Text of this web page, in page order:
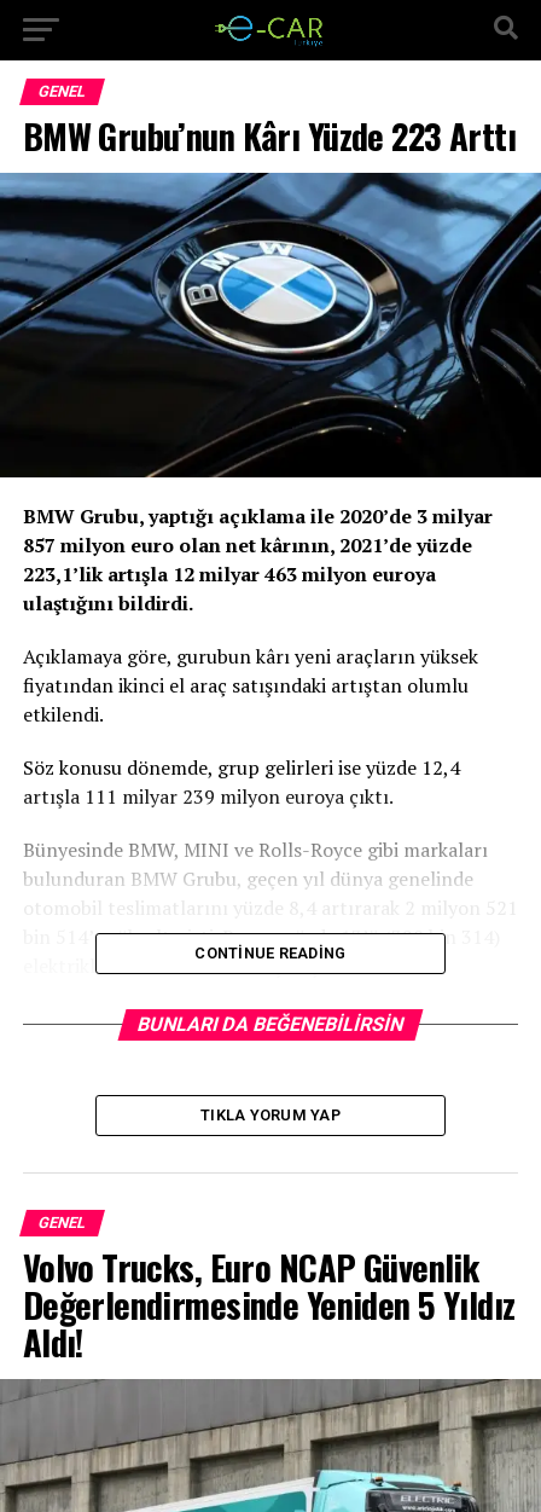
GENEL
BMW Grubu’nun Kârı Yüzde 223 Arttı
BMW Grubu, yaptığı açıklama ile 2020’de 3 milyar
857 milyon euro olan net kârının, 2021’de yüzde
223,1’lik artışla 12 milyar 463 milyon euroya
ulaştığını bildirdi.
Açıklamaya göre, gurubun kârı yeni araçların yüksek
fiyatından ikinci el araç satışındaki artıştan olumlu
etkilendi.
Söz konusu dönemde, grup gelirleri ise yüzde 12,4
artışla 111 milyar 239 milyon euroya çıktı.
Bünyesinde BMW, MINI ve Rolls-Royce gibi markaları
bulunduran BMW Grubu, geçen yıl dünya genelinde
otomobil teslimatlarını yüzde 8,4 artırarak 2 milyon 521
bin 514’e yükseltmişti. Bunun yüzde 13’ü (328 bin 314)
elektrikli otomobillerden oluşmuştu.
Öte yandan BMW, hisse başına 1,90 euro olan temettü
ödemesini 5,80 euroya çıkaracağını da duyurdu.
Tüm Zamanların En Güçlü Golf’ü: Golf R Satışa Sunuldu
DON'T MISS
Tamamen Elektrikli Bir Gelecek: Yeni ID.Buzz
CONTINUE READING
BUNLARI DA BEĞENEBILIRSIN
TIKLA YORUM YAP
GENEL
Volvo Trucks, Euro NCAP Güvenlik
Değerlendirmesinde Yeniden 5 Yıldız
Aldı!